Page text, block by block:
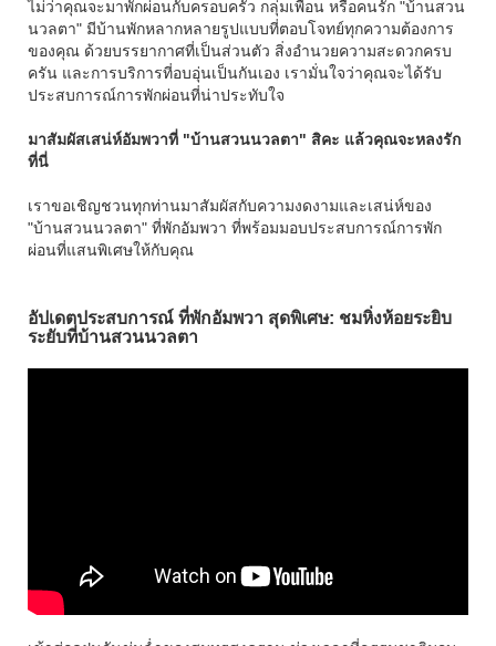
ไม่ว่าคุณจะมาพักผ่อนกับครอบครัว กลุ่มเพื่อน หรือคนรัก "บ้านสวน
นวลตา" มีบ้านพักหลากหลายรูปแบบที่ตอบโจทย์ทุกความต้องการ
ของคุณ ด้วยบรรยากาศที่เป็นส่วนตัว สิ่งอำนวยความสะดวกครบ
ครัน และการบริการที่อบอุ่นเป็นกันเอง เรามั่นใจว่าคุณจะได้รับ
ประสบการณ์การพักผ่อนที่น่าประทับใจ
มาสัมผัสเสน่ห์อัมพวาที่ "บ้านสวนนวลตา" สิคะ แล้วคุณจะหลงรัก
ที่นี่
เราขอเชิญชวนทุกท่านมาสัมผัสกับความงดงามและเสน่ห์ของ
"บ้านสวนนวลตา" ที่พักอัมพวา ที่พร้อมมอบประสบการณ์การพัก
ผ่อนที่แสนพิเศษให้กับคุณ
อัปเดตประสบการณ์ ที่พักอัมพวา สุดพิเศษ: ชมหิ่งห้อยระยิบ
ระยับที่บ้านสวนนวลตา